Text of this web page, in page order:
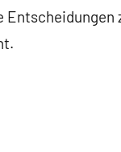
Entscheidungen